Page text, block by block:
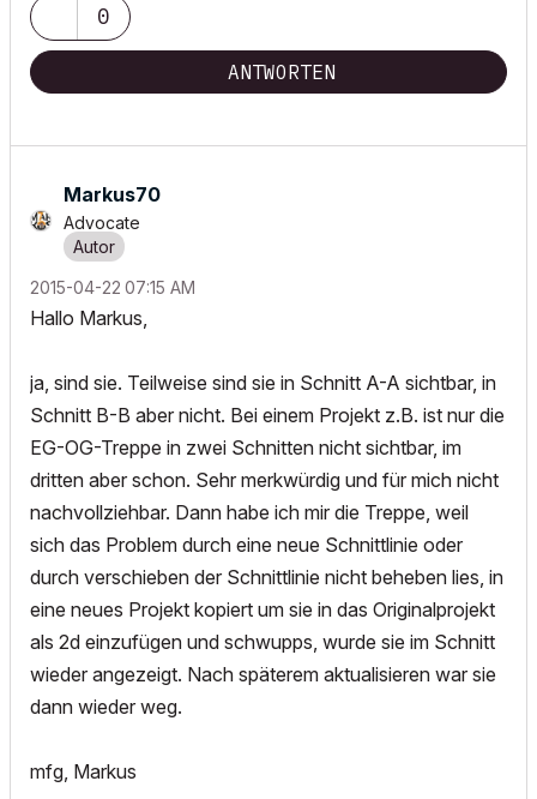
0
ANTWORTEN
Markus70
Advocate
‎2015-04-22 07:15 AM
Hallo Markus,
ja, sind sie. Teilweise sind sie in Schnitt A-A sichtbar, in
Schnitt B-B aber nicht. Bei einem Projekt z.B. ist nur die
EG-OG-Treppe in zwei Schnitten nicht sichtbar, im
dritten aber schon. Sehr merkwürdig und für mich nicht
nachvollziehbar. Dann habe ich mir die Treppe, weil
sich das Problem durch eine neue Schnittlinie oder
durch verschieben der Schnittlinie nicht beheben lies, in
eine neues Projekt kopiert um sie in das Originalprojekt
als 2d einzufügen und schwupps, wurde sie im Schnitt
wieder angezeigt. Nach späterem aktualisieren war sie
dann wieder weg.
mfg, Markus